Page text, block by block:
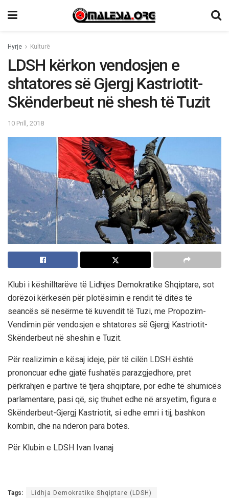
Hyrje Kulturë
LDSH kërkon vendosjen e
shtatores së Gjergj Kastriotit-
Skënderbeut në shesh të Tuzit
10 Prill, 2018
Klubi i këshilltarëve të Lidhjes Demokratike Shqiptare, sot
dorëzoi kërkesën për plotësimin e rendit të ditës të
seancës së nesërme të kuvendit të Tuzi, me Propozim-
Vendimin për vendosjen e shtatores së Gjergj Kastriotit-
Skënderbeut në sheshin e Tuzit.
Për realizimin e kësaj ideje, për të cilën LDSH është
prononcuar edhe gjatë fushatës parazgjedhore, pret
përkrahjen e partive të tjera shqiptare, por edhe të shumicës
parlamentare, pasi që, siç thuhet edhe në arsyetim, figura e
Skënderbeut-Gjergj Kastriotit, si edhe emri i tij, bashkon
kombin, dhe na nderon para botës.
Për Klubin e LDSH Ivan Ivanaj
Tags: Lidhja Demokratike Shqiptare (LDSH)